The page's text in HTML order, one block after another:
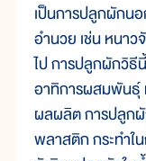
เป็นการปลูกผักน
อำนวย เช่น หนาว
ไป การปลูกผักวิธี
อาทิการผสมพันธุ์
ผลผลิต การปลูกผั
พลาสติก กระทำใ